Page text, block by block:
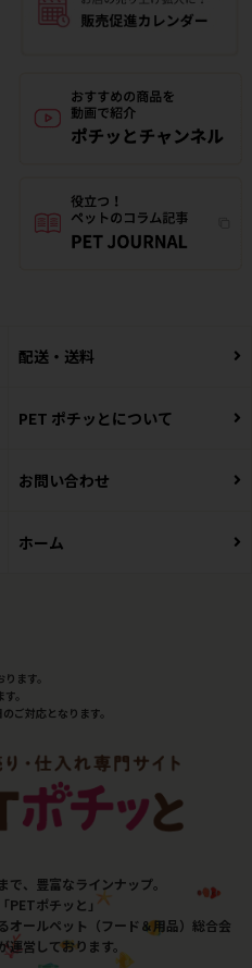
配送・送料
PET ポチッとについて
お問い合わせ
ホーム
ます。
。
ご対応となります。
、豊富なラインナップ。
PETポチッと」
オールペット（フード＆用品）総合会
営しております。